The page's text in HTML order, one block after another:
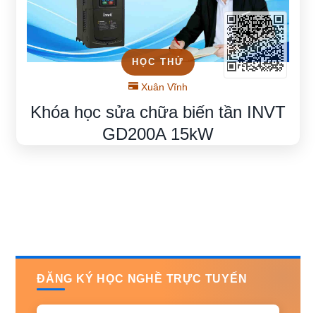
HỌC THỬ
Xuân Vĩnh
Khóa học sửa chữa biến tần INVT
GD200A 15kW
ĐĂNG KÝ HỌC NGHỀ TRỰC TUYẾN